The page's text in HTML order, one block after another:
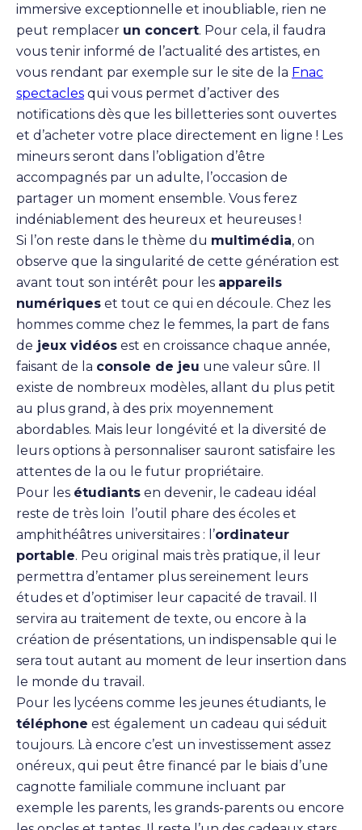
immersive exceptionnelle et inoubliable, rien ne
peut remplacer un concert. Pour cela, il faudra
vous tenir informé de l’actualité des artistes, en
vous rendant par exemple sur le site de la Fnac
spectacles qui vous permet d’activer des
notifications dès que les billetteries sont ouvertes
et d’acheter votre place directement en ligne ! Les
mineurs seront dans l’obligation d’être
accompagnés par un adulte, l’occasion de
partager un moment ensemble. Vous ferez
indéniablement des heureux et heureuses !
Si l’on reste dans le thème du multimédia, on
observe que la singularité de cette génération est
avant tout son intérêt pour les appareils
numériques et tout ce qui en découle. Chez les
hommes comme chez le femmes, la part de fans
de jeux vidéos est en croissance chaque année,
faisant de la console de jeu une valeur sûre. Il
existe de nombreux modèles, allant du plus petit
au plus grand, à des prix moyennement
abordables. Mais leur longévité et la diversité de
leurs options à personnaliser sauront satisfaire les
attentes de la ou le futur propriétaire.
Pour les étudiants en devenir, le cadeau idéal
reste de très loin l’outil phare des écoles et
amphithéâtres universitaires : l’ordinateur
portable. Peu original mais très pratique, il leur
permettra d’entamer plus sereinement leurs
études et d’optimiser leur capacité de travail. Il
servira au traitement de texte, ou encore à la
création de présentations, un indispensable qui le
sera tout autant au moment de leur insertion dans
le monde du travail.
Pour les lycéens comme les jeunes étudiants, le
téléphone est également un cadeau qui séduit
toujours. Là encore c’est un investissement assez
onéreux, qui peut être financé par le biais d’une
cagnotte familiale commune incluant par
exemple les parents, les grands-parents ou encore